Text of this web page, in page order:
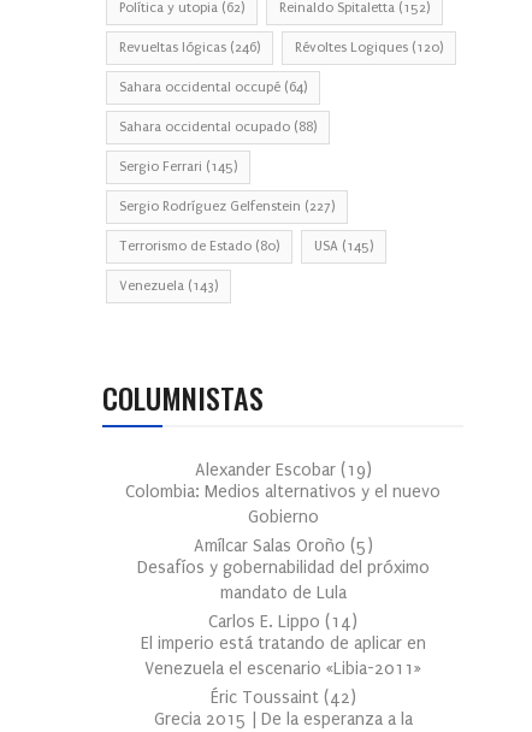
Política y utopia (62) Reinaldo Spitaletta (152)
Revueltas lógicas (246) Révoltes Logiques (120)
Sahara occidental occupé (64)
Sahara occidental ocupado (88)
Sergio Ferrari (145)
Sergio Rodríguez Gelfenstein (227)
Terrorismo de Estado (80) USA (145)
Venezuela (143)
COLUMNISTAS
Alexander Escobar (19)
Colombia: Medios alternativos y el nuevo
Gobierno
Amílcar Salas Oroño (5)
Desafíos y gobernabilidad del próximo
mandato de Lula
Carlos E. Lippo (14)
El imperio está tratando de aplicar en
Venezuela el escenario «Libia-2011»
Éric Toussaint (42)
Grecia 2015 | De la esperanza a la